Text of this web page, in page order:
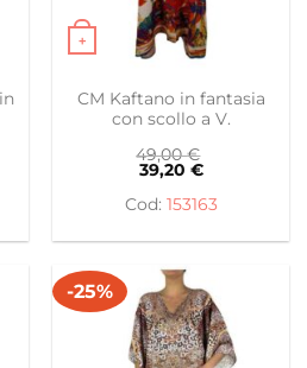
varianti. Le opzioni possono
+
Questo prodotto ha più
CM Kaftano in fantasia
con scollo a V.
49,00€
39,20 €
153163
-25%